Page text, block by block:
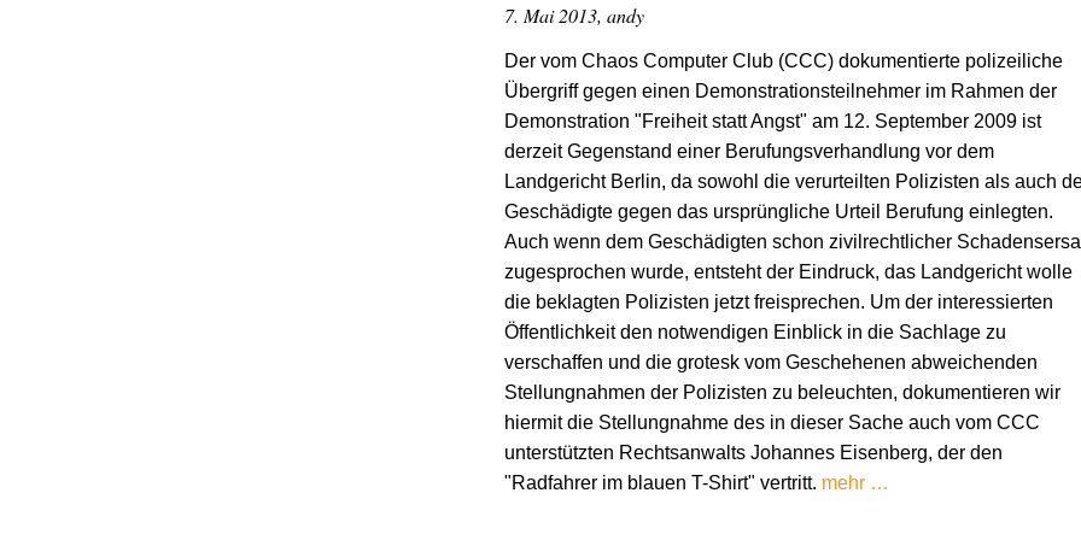
7. Mai 2013, andy
Der vom Chaos Computer Club (CCC) dokumentierte polizeiliche
Übergriff gegen einen Demonstrationsteilnehmer im Rahmen der
Demonstration "Freiheit statt Angst" am 12. September 2009 ist
derzeit Gegenstand einer Berufungsverhandlung vor dem
Landgericht Berlin, da sowohl die verurteilten Polizisten als auch
Geschädigte gegen das ursprüngliche Urteil Berufung einlegten.
Auch wenn dem Geschädigten schon zivilrechtlicher
zugesprochen wurde, entsteht der Eindruck, das Landgericht wolle
die beklagten Polizisten jetzt freisprechen. Um der interessierten
Öffentlichkeit den notwendigen Einblick in die Sachlage zu
verschaffen und die grotesk vom Geschehenen abweichenden
Stellungnahmen der Polizisten zu beleuchten, dokumentieren wir
hiermit die Stellungnahme des in dieser Sache auch vom CCC
unterstützten Rechtsanwalts Johannes Eisenberg, der den
"Radfahrer im blauen T-Shirt" vertritt. mehr …